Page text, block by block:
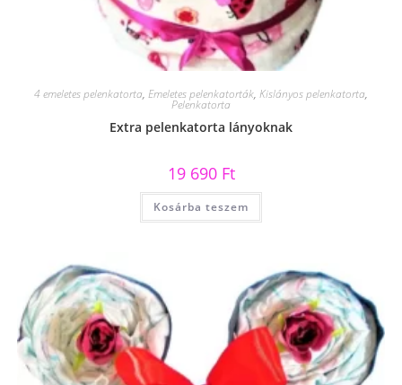
4 emeletes pelenkatorta, Emeletes pelenkatorták, Kislányos pelenkatorta,
Pelenkatorta
Extra pelenkatorta lányoknak
19 690 Ft
Kosárba teszem